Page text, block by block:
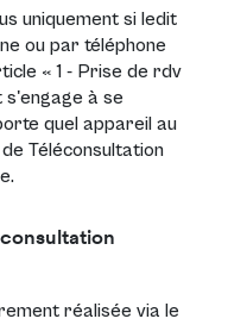
uniquement si ledit
ou par téléphone
« 1 - Prise de rdv
s'engage à se
quel appareil au
Téléconsultation
réalisée via le